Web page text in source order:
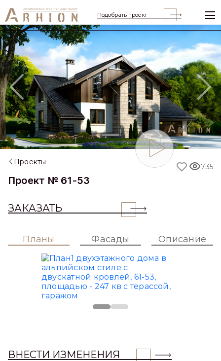
Подобрать проект
Previous
Проекты
Проект № 61-53
ЗАКАЗАТЬ
735
Планы Фасады Описание
ВНЕСТИ ИЗМЕНЕНИЯ